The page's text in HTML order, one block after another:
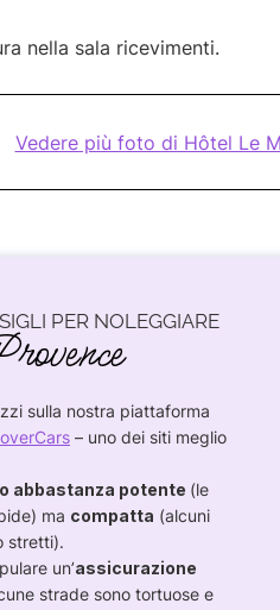
Vedere più foto di Hôtel Le
PER NOLEGGIARE
sulla nostra piattaforma
– uno dei siti meglio
abbastanza potente (le
ma compatta (alcuni
stretti).
un’assicurazione
strade sono tortuose e